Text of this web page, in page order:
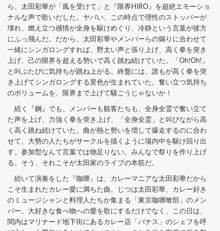
ら、太田彩華が「風を受けて」と『限界HIRO』を超絶エモーショ
ナルな声で歌いだした。ヤバい、この時点で理性のストッパーが
壊れ、燃え立つ感情が全身を駆けめぐり、冷静という言葉が彼方
にふっ飛んだ。だから、太田彩華やメンバーらの煽りに合わせて
一緒にシンガロングすれば、野太い声と張り上げ、高く拳を突き
上げ、己の限界を超える勢いで高く跳ね続けていた。「Oh!Oh!」
と叫ぶたびに気持ちが跳ね上がる。終盤には、誰もが高く拳を突
き上げてシンガロングする景色が生まれていた。奮い立つ気持ち
のボリュームを、限界まで上げて騒ごうじゃないか！
続く『鋼』でも、メンバーも観客たちも、全身全霊で奮い立て
た声を上げ、力強く拳を突き上げ、「全身全霊」と叫びながら高
く高く跳ね続けていた。曲が熱と勢いを増して爆走するのに合わ
せて、大勢の人たちがサークルを描くように場内中を駆け回り出
す。参加型なんて言葉では物足りない。みんなで祭りを作り上げ
る。そう、それこそが太田家のライブの本筋だ。
続いて演奏をした『咖喱』は、カレーマニアな太田彩華だから
こそ生まれたカレー愛に満ちた曲。じつは太田彩華、カレー好き
のミュージシャンと料理人たちか集まる「東京咖喱喰部」のメン
バー。大好きな食べ物への愛を歌にするだけでなく、この日は、
関内はマリナード地下街にあるカレー店「パナス」のシェフを呼